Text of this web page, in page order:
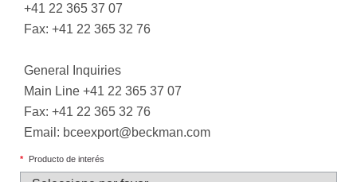
+41 22 365 37 07
Fax: +41 22 365 32 76
General Inquiries
Main Line +41 22 365 37 07
Fax: +41 22 365 32 76
Email: bceexport@beckman.com
* Producto de interés